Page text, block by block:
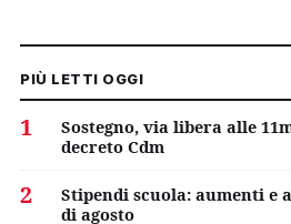
PIÙ LETTI OGGI
1
Sostegno, via libera alle
decreto Cdm
2
Stipendi scuola: aumenti
di agosto